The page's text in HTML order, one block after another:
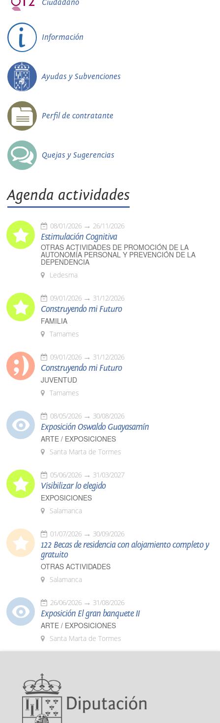
Ciudadano
Información
Ayudas y Subvenciones
Perfil de contratante
Quejas y Sugerencias
Agenda actividades
08/01/2026 26/11/2026
Estimulación Cognitiva
OTRAS ACTIVIDADES DE PROMOCIÓN DE LA
AUTONOMÍA PERSONAL Y PREVENCIÓN DE LA
DEPENDENCIA
Ledesma
09/01/2026 31/12/2026
Construyendo mi Futuro
FAMILIA
Tamames
09/01/2026 31/12/2026
Construyendo mi Futuro
JUVENTUD
Tamames
08/05/2026 30/08/2026
Exposición Oswaldo Guayasamín
ARTE / EXPOSICIONES
Santa Marta de Tormes
05/06/2026 31/03/2027
Visibilizar lo elegido
EXPOSICIONES
Salamanca
01/07/2026 30/09/2026
122 Becas de residencia con alojamiento completo y
gratuito
OTRAS ACTIVIDADES
Salamanca
26/06/2026 31/08/2026
Exposición El gran banquete II
ARTE / EXPOSICIONES
Santa Marta de Tormes